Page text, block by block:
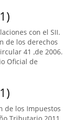
con el SII.
de los derechos
41 ,de 2006.
Oficial de
de los Impuestos